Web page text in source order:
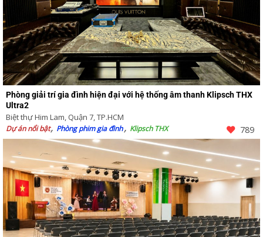
Phòng giải trí gia đình hiện đại với hệ thống âm thanh Klipsch THX
Ultra2
Biệt thự Him Lam, Quận 7, TP.HCM
Dự án nổi bật Phòng phim gia đình Klipsch THX 789